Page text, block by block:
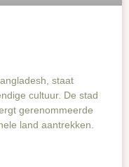
staat
cultuur. De stad
gerenommeerde
land aantrekken.